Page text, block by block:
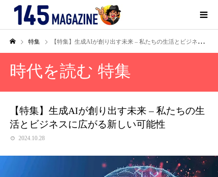
特集 【特集】生成AIが創り出す未来 – 私たちの生活とビジネスに広がる新しい可能性
時代を読む 特集
【特集】生成AIが創り出す未来 – 私たちの生
活とビジネスに広がる新しい可能性
2024.10.28